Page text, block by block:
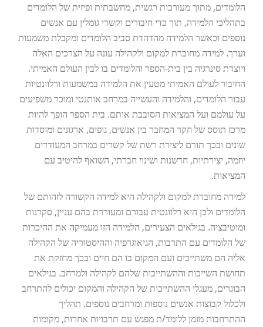
הלומדים, מתוך מעורבות רגשית, מחשבתית ופיזית של הלומדים
בתהליכי הלמידה, תוך כדי חיבורים וקשרי גומלין עם אנשים
נוספים וכאשר הלמידה מהדהדת סביב הלומדים ומקבלת משמעות
וערך. למידה מחוברת למקום ולקהילה עונה על הצרכים האלה
ויוצרת סינרגיה בין בית-הספר והלומדים בו לבין העולם האמיתי.
החיבור לעולם האמיתי מטעין את הלמידה במשמעות ורלוונטיות
עבור הלומדים, והלמידה והעשייה במרחב אותנטי ומוכר משפיעים
על עולמם ועל המציאות הסובבת אותם. בית הספר הופך להיות
מרכז תוסס של חקר המחבר בין אנשים, גופים, ארגונים ומוסדות
שונים ובכך תורם ליצירת רשת של קשרים במרחב המעודדים
יוזמה, יצירתיות, חדשנות ושינוי חברתי, השואף להיטיב עם
המציאות.
למידה מחוברת למקום ולקהילה היא למידה הקשורה לזהותם של
הלומדים ולכן היא רלוונטית עבורם ומעוררת בהם עניין, סקרנות
ומוטיבציה. בגילאים הצעירים, הלמידה הזו מעמיקה את ההיכרות
של הלומדים עם התרבות, הגיאוגרפיה וההיסטוריה של הקהילה
אליה הם משתייכים ועם המקום בו הם חיים ובכך מחזקת את
תחושת השייכות וההשתייכות שלהם לקהילה ולמרחב. בגילאים
הבוגרים, מעגלי ההשתייכות של הקהילה והמקום יכולים להתרחב
ולכלול קבוצות אנשים נוספות ומרחבים נוספים. תהליך
ההתרחבות מזמן ללומד/ת מפגש עם תרבויות אחרות, מקומות